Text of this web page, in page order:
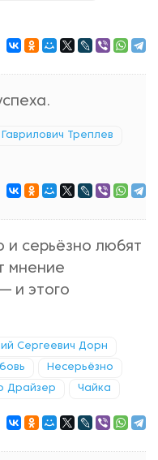
Треплев
и серьёзно любят
мнение
и этого
Сергеевич Дорн
Несерьёзно
Драйзер Чайка